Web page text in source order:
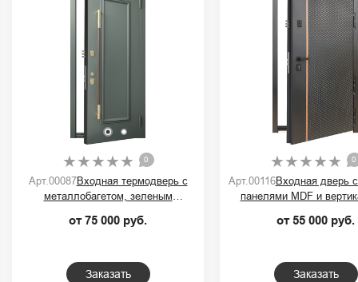
0
Арт.00087Входная термодверь с
металлобагетом, зеленым
скобой
от 75 000 руб.
Заказать
0
Арт.00116Входная дверь
панелями MDF и
от 55 000 руб.
Заказать